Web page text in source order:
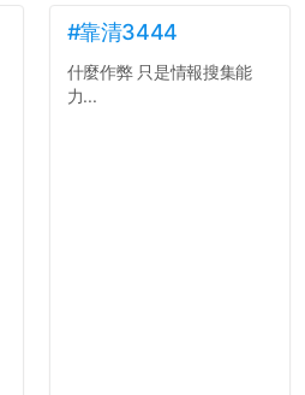
#靠清3444
什麼作弊 只是情報搜集能
力...